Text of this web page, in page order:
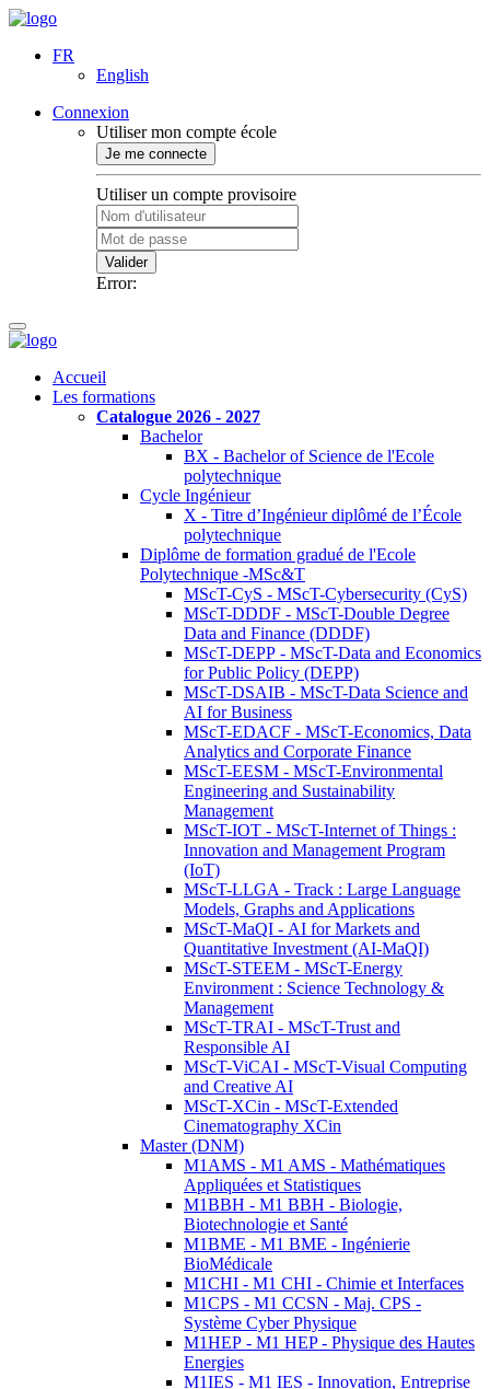
FR
English
Connexion
Utiliser mon compte école
Je me connecte
Utiliser un compte provisoire
Valider
Error:
Accueil
Les formations
Catalogue 2026 - 2027
Bachelor
BX - Bachelor of Science de l'Ecole
polytechnique
Cycle Ingénieur
X - Titre d’Ingénieur diplômé de l’École
polytechnique
Diplôme de formation gradué de l'Ecole
Polytechnique -MSc&T
MScT-CyS - MScT-Cybersecurity (CyS)
MScT-DDDF - MScT-Double Degree
Data and Finance (DDDF)
MScT-DEPP - MScT-Data and Economics
for Public Policy (DEPP)
MScT-DSAIB - MScT-Data Science and
AI for Business
MScT-EDACF - MScT-Economics, Data
Analytics and Corporate Finance
MScT-EESM - MScT-Environmental
Engineering and Sustainability
Management
MScT-IOT - MScT-Internet of Things :
Innovation and Management Program
(IoT)
MScT-LLGA - Track : Large Language
Models, Graphs and Applications
MScT-MaQI - AI for Markets and
Quantitative Investment (AI-MaQI)
MScT-STEEM - MScT-Energy
Environment : Science Technology &
Management
MScT-TRAI - MScT-Trust and
Responsible AI
MScT-ViCAI - MScT-Visual Computing
and Creative AI
MScT-XCin - MScT-Extended
Cinematography XCin
Master (DNM)
M1AMS - M1 AMS - Mathématiques
Appliquées et Statistiques
M1BBH - M1 BBH - Biologie,
Biotechnologie et Santé
M1BME - M1 BME - Ingénierie
BioMédicale
M1CHI - M1 CHI - Chimie et Interfaces
M1CPS - M1 CCSN - Maj. CPS -
Système Cyber Physique
M1HEP - M1 HEP - Physique des Hautes
Energies
M1IES - M1 IES - Innovation, Entreprise